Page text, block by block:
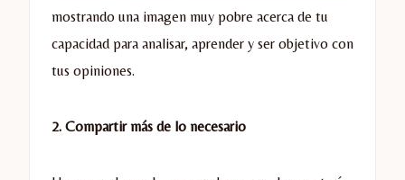
mostrando una imagen muy pobre acerca de tu
capacidad para analisar, aprender y ser objetivo con
tus opiniones.
2. Compartir más de lo necesario